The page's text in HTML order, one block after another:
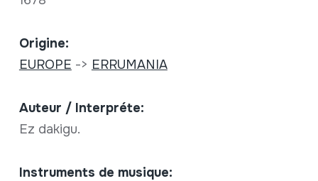
Origine:
EUROPE -> ERRUMANIA
Auteur / Interpréte:
Ez dakigu.
Instruments de musique: